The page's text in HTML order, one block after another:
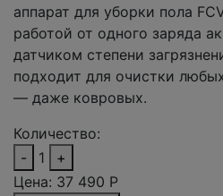
аппарат для уборки пола
работой от одного заряда
датчиком степени
подходит для очистки
— даже ковровых.
Количество:
-
1
+
Цена: 37 490 Р